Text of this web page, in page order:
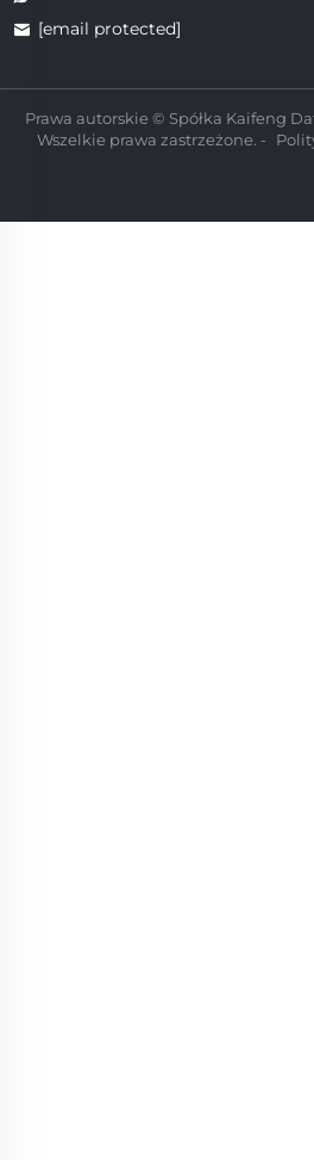
[email protected]
Prawa autorskie © Spółka Kaifeng
Wszelkie prawa zastrzeżone. -